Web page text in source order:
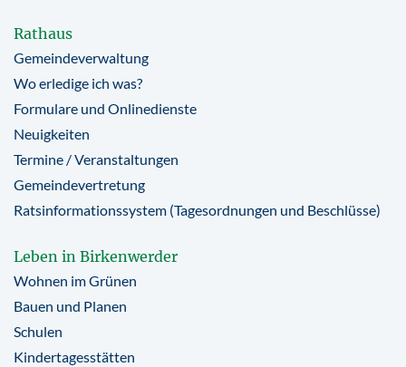
Rathaus
Gemeindeverwaltung
Wo erledige ich was?
Formulare und Onlinedienste
Neuigkeiten
Termine / Veranstaltungen
Gemeindevertretung
Ratsinformationssystem (Tagesordnungen und Beschlüsse)
Leben in Birkenwerder
Wohnen im Grünen
Bauen und Planen
Schulen
Kindertagesstätten